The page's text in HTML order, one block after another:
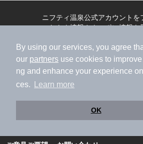
By using our services, you agree
our partners use cookies to
ng and enhance your experience
ces.
Learn more
OK
ニフティ温泉公式アカウントを
おトク情報やクーポン情報を
ニフティ温泉アプリ
地図から温泉検索！お得な限定